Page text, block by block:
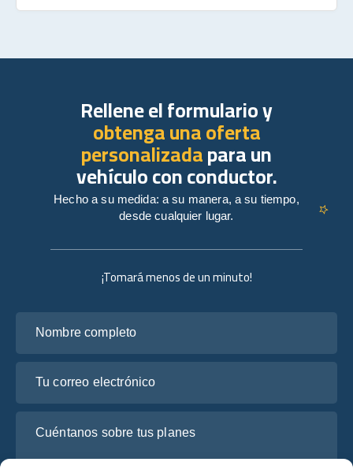
¡Tomará menos de un minuto!
Rellene el formulario y
obtenga una oferta
personalizadapara un
vehículo con conductor.
Hecho a su medida: a su manera, a su tiempo,
desde cualquier lugar.